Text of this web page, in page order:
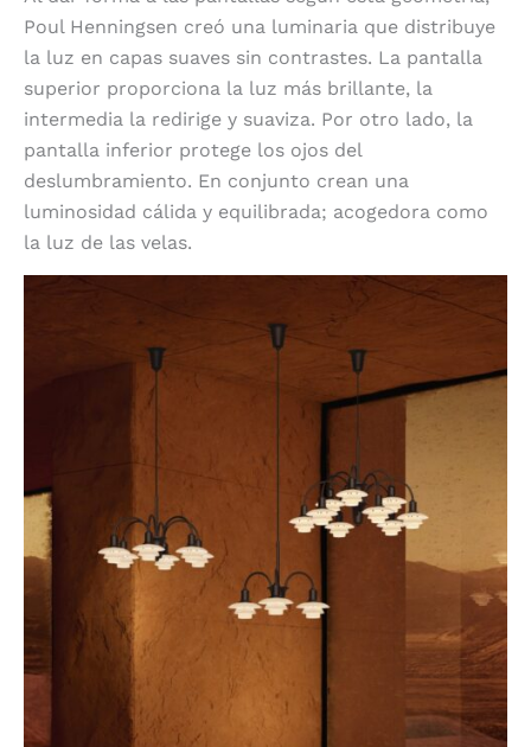
Poul Henningsen creó una luminaria que distribuye
la luz en capas suaves sin contrastes. La pantalla
superior proporciona la luz más brillante, la
intermedia la redirige y suaviza. Por otro lado, la
pantalla inferior protege los ojos del
deslumbramiento. En conjunto crean una
luminosidad cálida y equilibrada; acogedora como
la luz de las velas.